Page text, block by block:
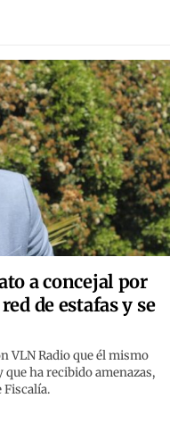
a concejal por
de estafas y se
VLN Radio que él mismo
ha recibido amenazas,
Fiscalía.